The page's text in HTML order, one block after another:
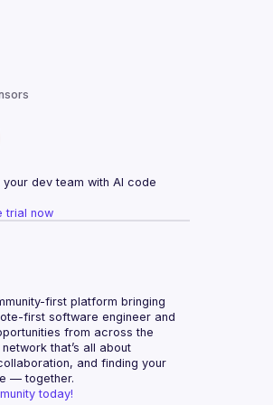
dev team with AI code
trial now
first platform bringing
first software engineer and
from across the
that’s all about
and finding your
— together.
today!